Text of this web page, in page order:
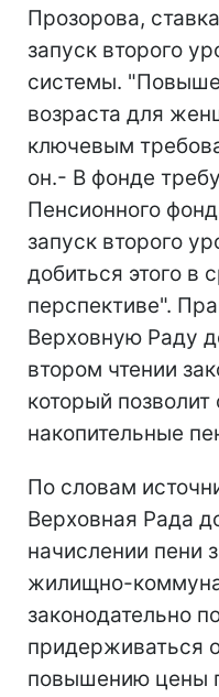
Прозорова,
запуск второго
системы.
возраста для
ключевым
он.- В фонде
Пенсионного
запуск второго
добиться этого в
перспективе".
Верховную Раду
втором чтении
который
накопительные
По словам
Верховная Рада
начислении пени
жилищно-
законодательно
придерживаться
повышению цены